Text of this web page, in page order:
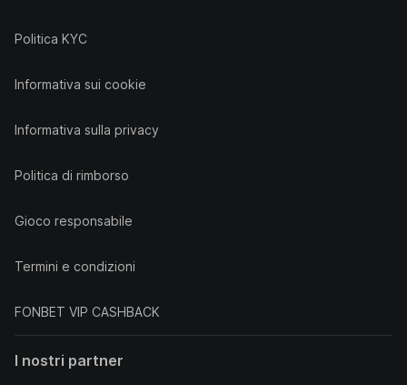
Politica KYC
Informativa sui cookie
Informativa sulla privacy
Politica di rimborso
Gioco responsabile
Termini e condizioni
FONBET VIP CASHBACK
I nostri partner